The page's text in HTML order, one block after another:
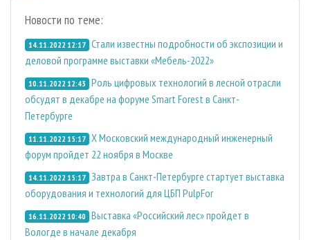
Новости по теме:
14.11.2022 12:17 Стали известны подробности об экспозиции и
деловой программе выставки «Мебель-2022»
10.11.2022 12:43 Роль цифровых технологий в лесной отрасли
обсудят в декабре на форуме Smart Forest в Санкт-
Петербурге
11.11.2022 15:17 X Московский международный инженерный
форум пройдет 22 ноября в Москве
14.11.2022 15:17 Завтра в Санкт-Петербурге стартует выставка
оборудования и технологий для ЦБП PulpFor
16.11.2022 10:40 Выставка «Российский лес» пройдет в
Вологде в начале декабря